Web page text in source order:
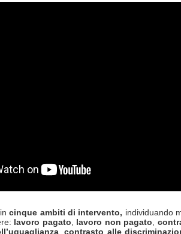
incinque ambiti di intervento, individuando
lavoro pagato, lavoro non pagato,
,contrasto alle